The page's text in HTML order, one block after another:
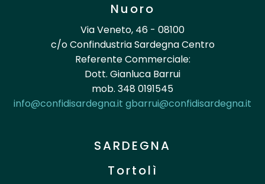
Nuoro
Via Veneto, 46 - 08100
c/o Confindustria Sardegna Centro
Referente Commerciale:
Dott. Gianluca Barrui
mob. 348 0191545
info@confidisardegna.it gbarrui@confidisardegna.it
SARDEGNA
Tortolì